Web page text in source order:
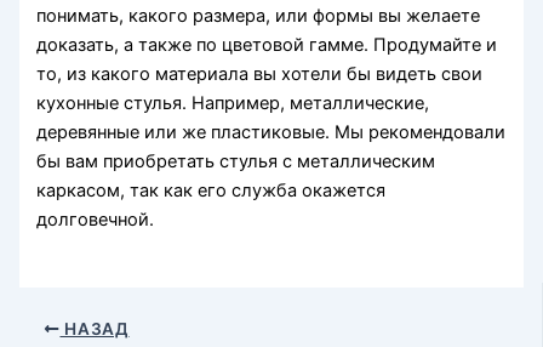
понимать, какого размера, или формы вы желаете
доказать, а также по цветовой гамме. Продумайте и
то, из какого материала вы хотели бы видеть свои
кухонные стулья. Например, металлические,
деревянные или же пластиковые. Мы рекомендовали
бы вам приобретать стулья с металлическим
каркасом, так как его служба окажется
долговечной.
НАЗАД